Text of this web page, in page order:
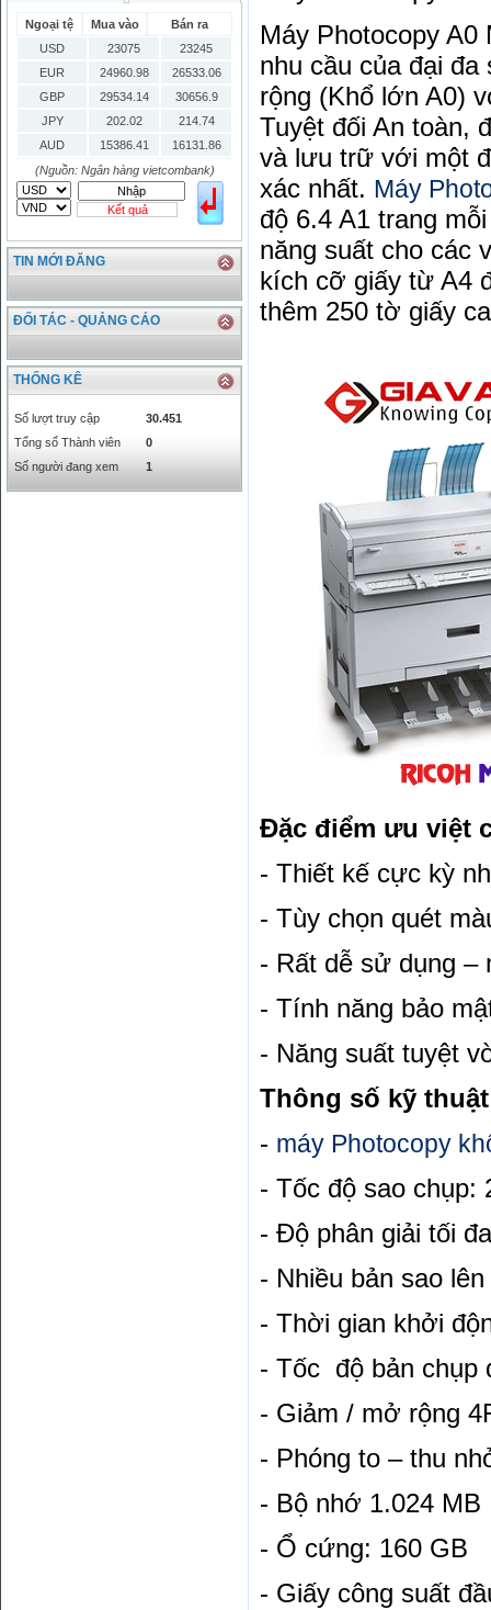
Ngoại tệ Mua vào
Bán ra
USD
23075
23245
EUR
24960.98
26533.06
GBP
29534.14
30656.9
JPY
202.02
214.74
AUD
15386.41
16131.86
HKD
2906.04
3028.6
SGD
16755.29
17427.08
THB
666.2
786.99
CAD
17223.74
18058.21
CHF
23161.62
24283.77
INR
0
KRW
18.01
21.12
KWD
0
79758.97
MYR
5808.39
RMB
3272
RUB
(Nguồn: Ngân hàng vietcombank)
Kết quả
TIN MỚI ĐĂNG
ĐỐI TÁC - QUẢNG CÁO
THỐNG KÊ
Số lượt truy cập
30.451
Tổng số Thành viên
0
Số người đang xem
1
Máy Photocopy
nhu cầu của đại
rộng (Khổ lớn A0)
Tuyệt đối An toàn,
và lưu trữ với một
xác nhất. Máy
độ 6.4 A1 trang
năng suất cho các
kích cỡ giấy từ A4
thêm 250 tờ giấy
Đặc điểm ưu việt
- Thiết kế cực kỳ
- Tùy chọn quét
- Rất dễ sử dụng –
- Tính năng bảo
- Năng suất tuyệt
Thông số kỹ
- máy Photocopy
- Tốc độ sao chụp:
- Độ phân giải tối
- Nhiều bản sao
- Thời gian khởi
- Tốc độ bản chụp
- Giảm / mở rộng
- Phóng to – thu
- Bộ nhớ 1.024 MB
- Ổ cứng: 160 GB
- Giấy công suất